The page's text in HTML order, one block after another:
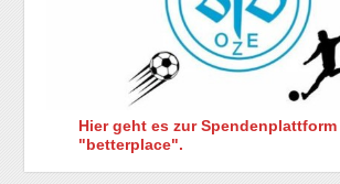
Hier geht es zur Spendenplattform
"betterplace".